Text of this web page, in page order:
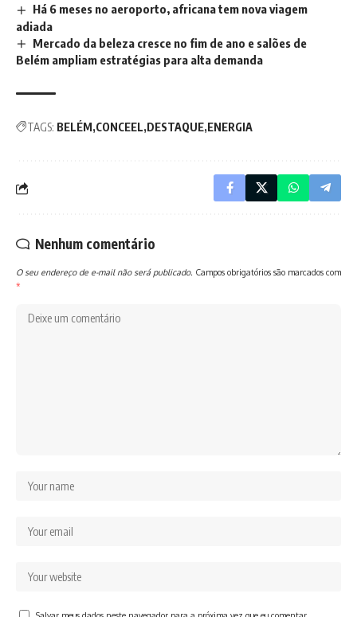
Há 6 meses no aeroporto, africana tem nova viagem
adiada
Mercado da beleza cresce no fim de ano e salões de
Belém ampliam estratégias para alta demanda
TAGS: BELÉM CONCEEL DESTAQUE ENERGIA
Nenhum comentário
O seu endereço de e-mail não será publicado. Campos obrigatórios são marcados com
*